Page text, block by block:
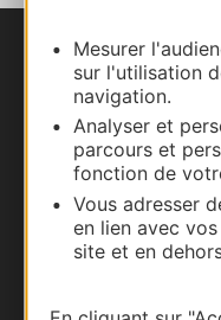
Mesurer
sur l'utilisation
navigation.
Analyser et
parcours et
fonction de
Vous adresser
en lien avec
site et en
Nous
Carte